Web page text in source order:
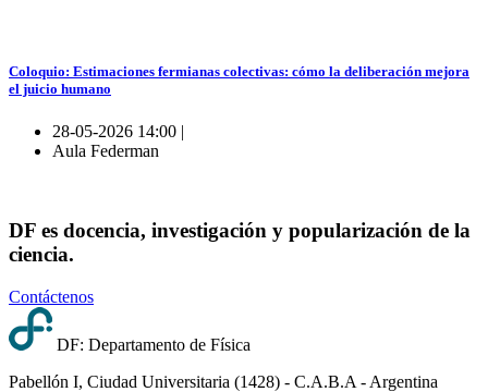
Coloquio: Estimaciones fermianas colectivas: cómo la deliberación mejora
el juicio humano
28-05-2026 14:00 |
Aula Federman
DF es docencia, investigación y popularización de la
ciencia.
Contáctenos
DF: Departamento de Física
Pabellón I, Ciudad Universitaria (1428) - C.A.B.A - Argentina